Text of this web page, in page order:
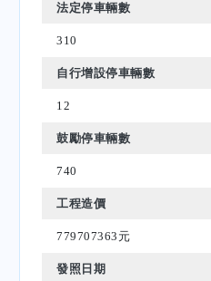
法定停車輛數
310
自行增設停車輛數
12
鼓勵停車輛數
740
工程造價
779707363元
發照日期